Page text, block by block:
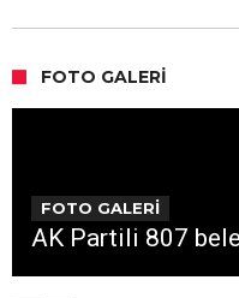
FOTO GALERI
FOTO GALERİ
AK Partili 807